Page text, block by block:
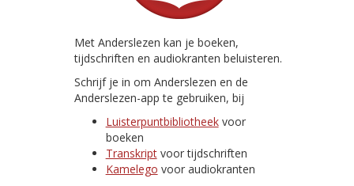
Met Anderslezen kan je boeken,
tijdschriften en audiokranten beluisteren.
Schrijf je in om Anderslezen en de
Anderslezen-app te gebruiken, bij
Luisterpuntbibliotheekvoor
boeken
Transkriptvoor tijdschriften
Kamelego voor audiokranten